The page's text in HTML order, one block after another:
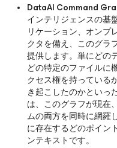
DataAI Command
インテリジェンスの基
リケーション、オンプ
クタを備え、このグラ
提供します。単にどの
どの特定のファイルに
クセス権を持っている
き起こしたのかといっ
は、このグラフが現在
ムの両方を同時に網羅
に存在するどのポイン
ンテキストです。